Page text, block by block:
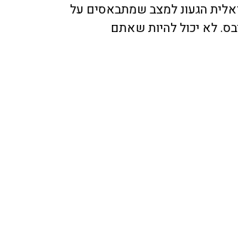
הגעונ למצב שמתבאסים על
לא יכול להיות שאתם